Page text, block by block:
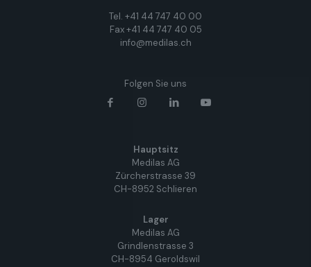
Tel. +41 44 747 40 00
Fax +41 44 747 40 05
info@medilas.ch
Folgen Sie uns
Hauptsitz
Medilas AG
Zürcherstrasse 39
CH-8952 Schlieren
Lager
Medilas AG
Grindlenstrasse 3
CH-8954 Geroldswil